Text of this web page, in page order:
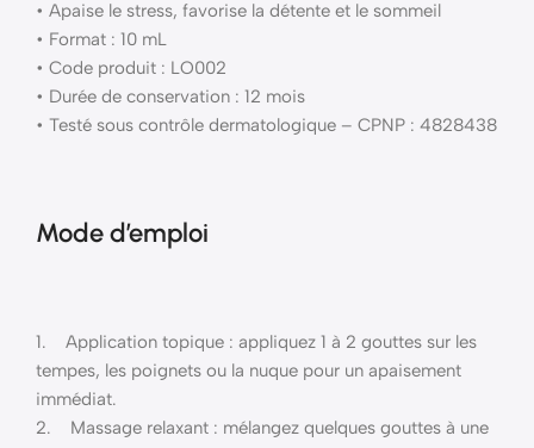
• Apaise le stress, favorise la détente et le sommeil
• Format : 10 mL
• Code produit : LO002
• Durée de conservation : 12 mois
• Testé sous contrôle dermatologique – CPNP : 4828438
Mode d’emploi
1. Application topique : appliquez 1 à 2 gouttes sur les
tempes, les poignets ou la nuque pour un apaisement
immédiat.
2. Massage relaxant : mélangez quelques gouttes à une